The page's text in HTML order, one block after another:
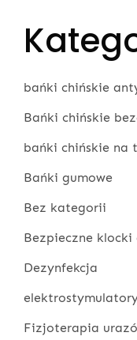
bańki chińskie
Bańki chińskie
bańki chińskie na
Bańki gumowe
Bez kategorii
Bezpieczne
Dezynfekcja
elektrostymulatory
Fizjoterapia